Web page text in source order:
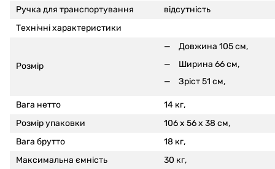
Ручка для транспортування
відсутність
Технічні характеристики
Розмір
Довжина 105 см,
Ширина 66 см,
Зріст 51 см,
Вага нетто
14 кг,
Розмір упаковки
106 x 56 x 38 см,
Вага брутто
18 кг,
Максимальна ємність
30 кг,